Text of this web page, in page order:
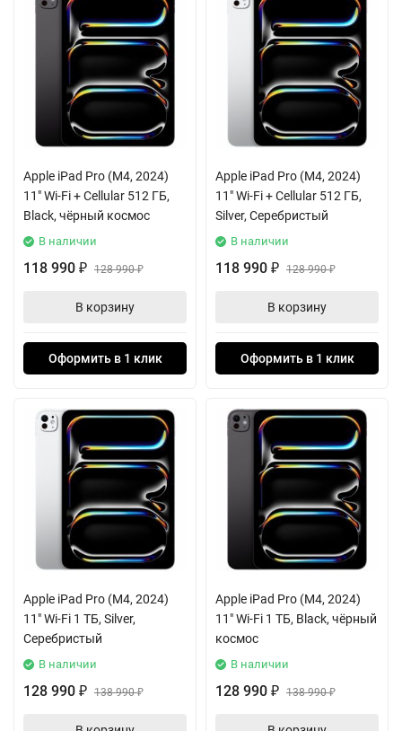
Apple iPad Pro (M4, 2024)
11" Wi-Fi + Cellular 512 ГБ,
Black, чёрный космос
В наличии
118 990 ₽ 128 990₽
В корзину
Оформить в 1 клик
Apple iPad Pro (M4, 2024)
11" Wi-Fi + Cellular 512 ГБ,
Silver, Серебристый
В наличии
118 990 ₽ 128 990₽
В корзину
Оформить в 1 клик
Apple iPad Pro (M4, 2024)
11" Wi-Fi 1 ТБ, Silver,
Серебристый
В наличии
128 990 ₽ 138 990₽
Apple iPad Pro (M4, 2024)
11" Wi-Fi 1 ТБ, Black, чёрный
космос
В наличии
128 990 ₽ 138 990₽